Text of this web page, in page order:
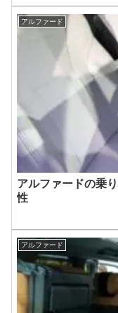
アルファード
アルファードの乗
性
アルファード